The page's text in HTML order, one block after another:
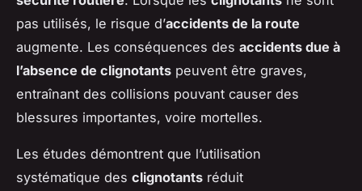
pas utilisés, le risque d’accidents de la route
augmente. Les conséquences des accidents due à
l’absence de clignotants peuvent être graves,
entraînant des collisions pouvant causer des
blessures importantes, voire mortelles.
Les études démontrent que l’utilisation
systématique des clignotants réduit